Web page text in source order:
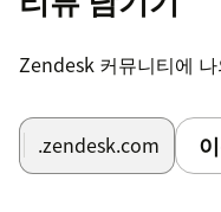
Zendesk 커뮤니티에
.zendesk.com